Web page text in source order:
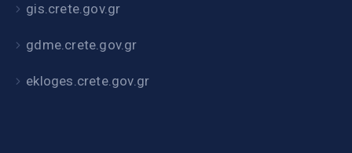
gis.crete.gov.gr
gdme.crete.gov.gr
ekloges.crete.gov.gr